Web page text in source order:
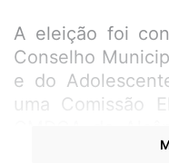
A eleição foi
Conselho
e do
uma Comissão
da Prefeitura ,